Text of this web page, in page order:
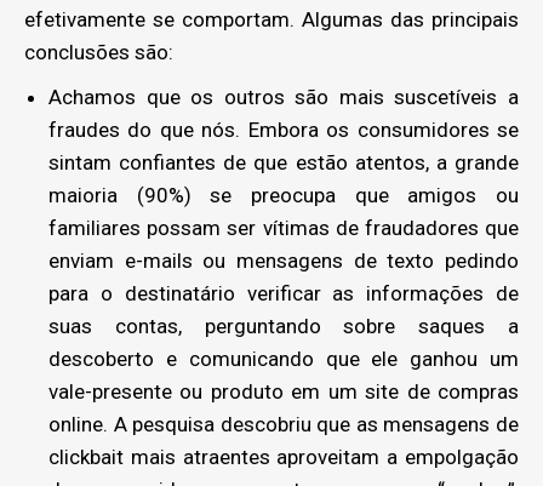
efetivamente se comportam. Algumas das principais
conclusões são:
Achamos que os outros são mais suscetíveis a
fraudes do que nós. Embora os consumidores se
sintam confiantes de que estão atentos, a grande
maioria (90%) se preocupa que amigos ou
familiares possam ser vítimas de fraudadores que
enviam e-mails ou mensagens de texto pedindo
para o destinatário verificar as informações de
suas contas, perguntando sobre saques a
descoberto e comunicando que ele ganhou um
vale-presente ou produto em um site de compras
online. A pesquisa descobriu que as mensagens de
clickbait mais atraentes aproveitam a empolgação